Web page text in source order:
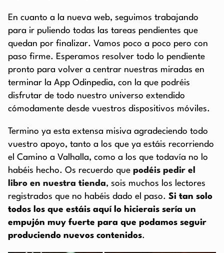
En cuanto a la nueva web, seguimos trabajando
para ir puliendo todas las tareas pendientes que
quedan por finalizar. Vamos poco a poco pero con
paso firme. Esperamos resolver todo lo pendiente
pronto para volver a centrar nuestras miradas en
terminar la App Odinpedia, con la que podréis
disfrutar de todo nuestro universo extendido
cómodamente desde vuestros dispositivos móviles.
Termino ya esta extensa misiva agradeciendo todo
vuestro apoyo, tanto a los que ya estáis recorriendo
el Camino a Valhalla, como a los que todavía no lo
habéis hecho. Os recuerdo que podéis pedir el
libro en nuestra tienda, sois muchos los lectores
registrados que no habéis dado el paso. Si tan solo
todos los que estáis aquí lo hicierais sería un
empujón muy fuerte para que podamos seguir
produciendo nuevos contenidos.